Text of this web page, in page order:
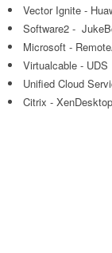
Vector Ignite -
Software2 -
Microsoft -
Virtualcable - UDS
Unified Cloud
Citrix -